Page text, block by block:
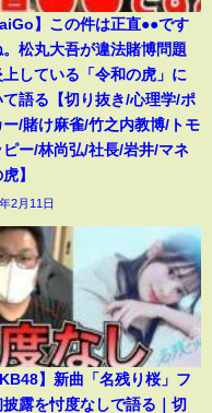
】この件は正直●●です
。松丸大吾が違法賭博問題
上している「令和の虎」に
て語る【切り抜き/心理学/ポ
ー/賭け麻雀/竹之内教博/トモ
ピー/林尚弘/社長/岩井/マネ
】
2月11日
】新曲「名残り桜」フ
披露を忖度なしで語る｜切